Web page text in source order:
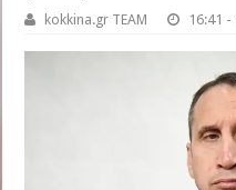
kokkina.gr TEAM 16:41